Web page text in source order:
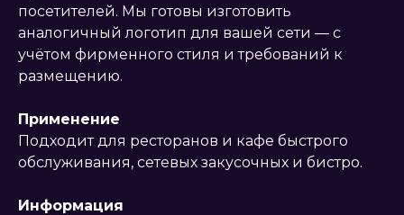
посетителей. Мы готовы изготовить
аналогичный логотип для вашей сети — с
учётом фирменного стиля и требований к
размещению.
Применение
Подходит для ресторанов и кафе быстрого
обслуживания, сетевых закусочных и бистро.
Информация